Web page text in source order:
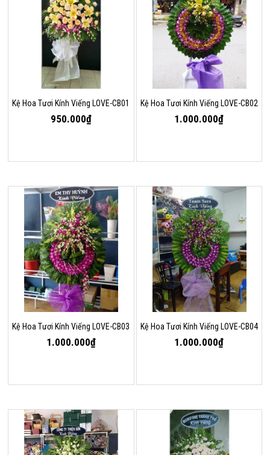
Kệ Hoa Tươi Kính Viếng LOVE-CB01
950.000₫
Kệ Hoa Tươi Kính Viếng LOVE-CB02
1.000.000₫
Kệ Hoa Tươi Kính Viếng LOVE-CB03
1.000.000₫
Kệ Hoa Tươi Kính Viếng LOVE-CB04
1.000.000₫